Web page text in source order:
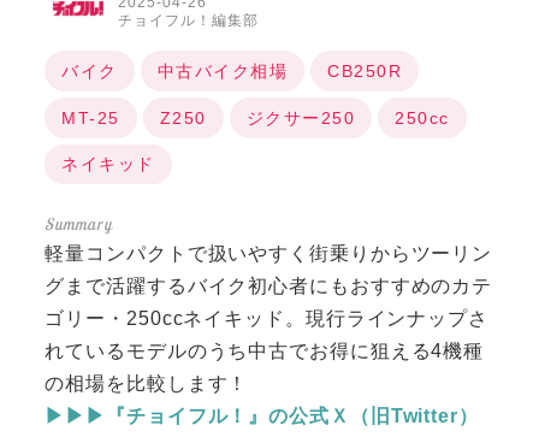
チョイフル！編集部
バイク 中古バイク相場 CB250R
MT-25 Z250 ジクサー250 250cc
ネイキッド
軽量コンパクトで扱いやすく街乗りからツーリン
グまで活躍するバイク初心者にもおすすめのカテ
ゴリー・250ccネイキッド。現行ラインナップさ
れているモデルのうち中古でお得に狙える4機種
の相場を比較します！
▶▶▶『チョイフル！』の公式Ｘ（旧Twitter）